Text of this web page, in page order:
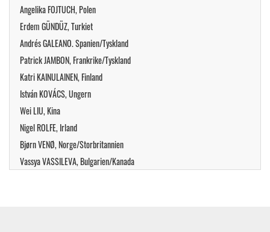
Angelika FOJTUCH, Polen
Erdem GÜNDÜZ, Turkiet
Andrés GALEANO. Spanien/Tyskland
Patrick JAMBON, Frankrike/Tyskland
Katri KAINULAINEN, Finland
István KOVÁCS, Ungern
Wei LIU, Kina
Nigel ROLFE, Irland
Bjørn VENØ, Norge/Storbritannien
Vassya VASSILEVA, Bulgarien/Kanada